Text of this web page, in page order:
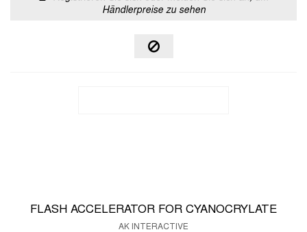
Händlerpreise zu sehen
FLASH ACCELERATOR FOR CYANOCRYLATE
AK INTERACTIVE